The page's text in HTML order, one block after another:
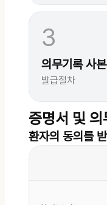
3
의무기록 사본
발급절차
증명서 및
환자의 동의를